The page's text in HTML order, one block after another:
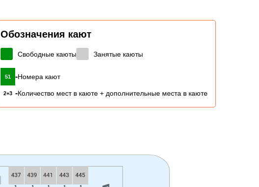
Обозначения кают
Свободные каюты Занятые каюты
51 -Номера кают
2+3 -Количество мест в каюте + дополнительные места в каюте